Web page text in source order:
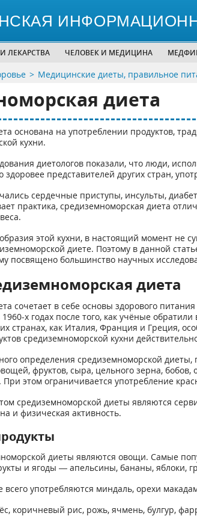
ЛЕКАРСТВА ЧЕЛОВЕК И МЕДИЦИНА
Медицинские диеты, правильное
диета
основана на употреблении продуктов,
кухни.
диетологов показали, что люди,
здоровее представителей других стран,
сердечные приступы, инсульты,
практика, средиземноморская диета
этой кухни, в настоящий момент не
диете. Поэтому в данной
посвящено большинство научных
диета
сочетает в себе основы здорового
х годах после того, как учёные
странах, как Италия, Франция и Греция,
средиземноморской кухни
определения средиземноморской
фруктов, сыра, цельного зерна,
этом ограничивается употребление
средиземноморской диеты являются
и физическая активность.
диеты являются овощи. Самые
и ягоды — апельсины, бананы, яблоки,
употребляются миндаль, орехи
коричневый рис, рожь, ячмень, булгур,